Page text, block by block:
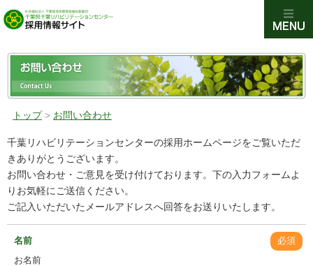
トップ > お問い合わせ
千葉リハビリテーションセンターの採用ホームページをご覧いただ
きありがとうございます。
お問い合わせ・ご意見を受け付けております。下の入力フォームよ
りお気軽にご送信ください。
ご記入いただいたメールアドレスへ回答をお送りいたします。
名前
必須
お名前